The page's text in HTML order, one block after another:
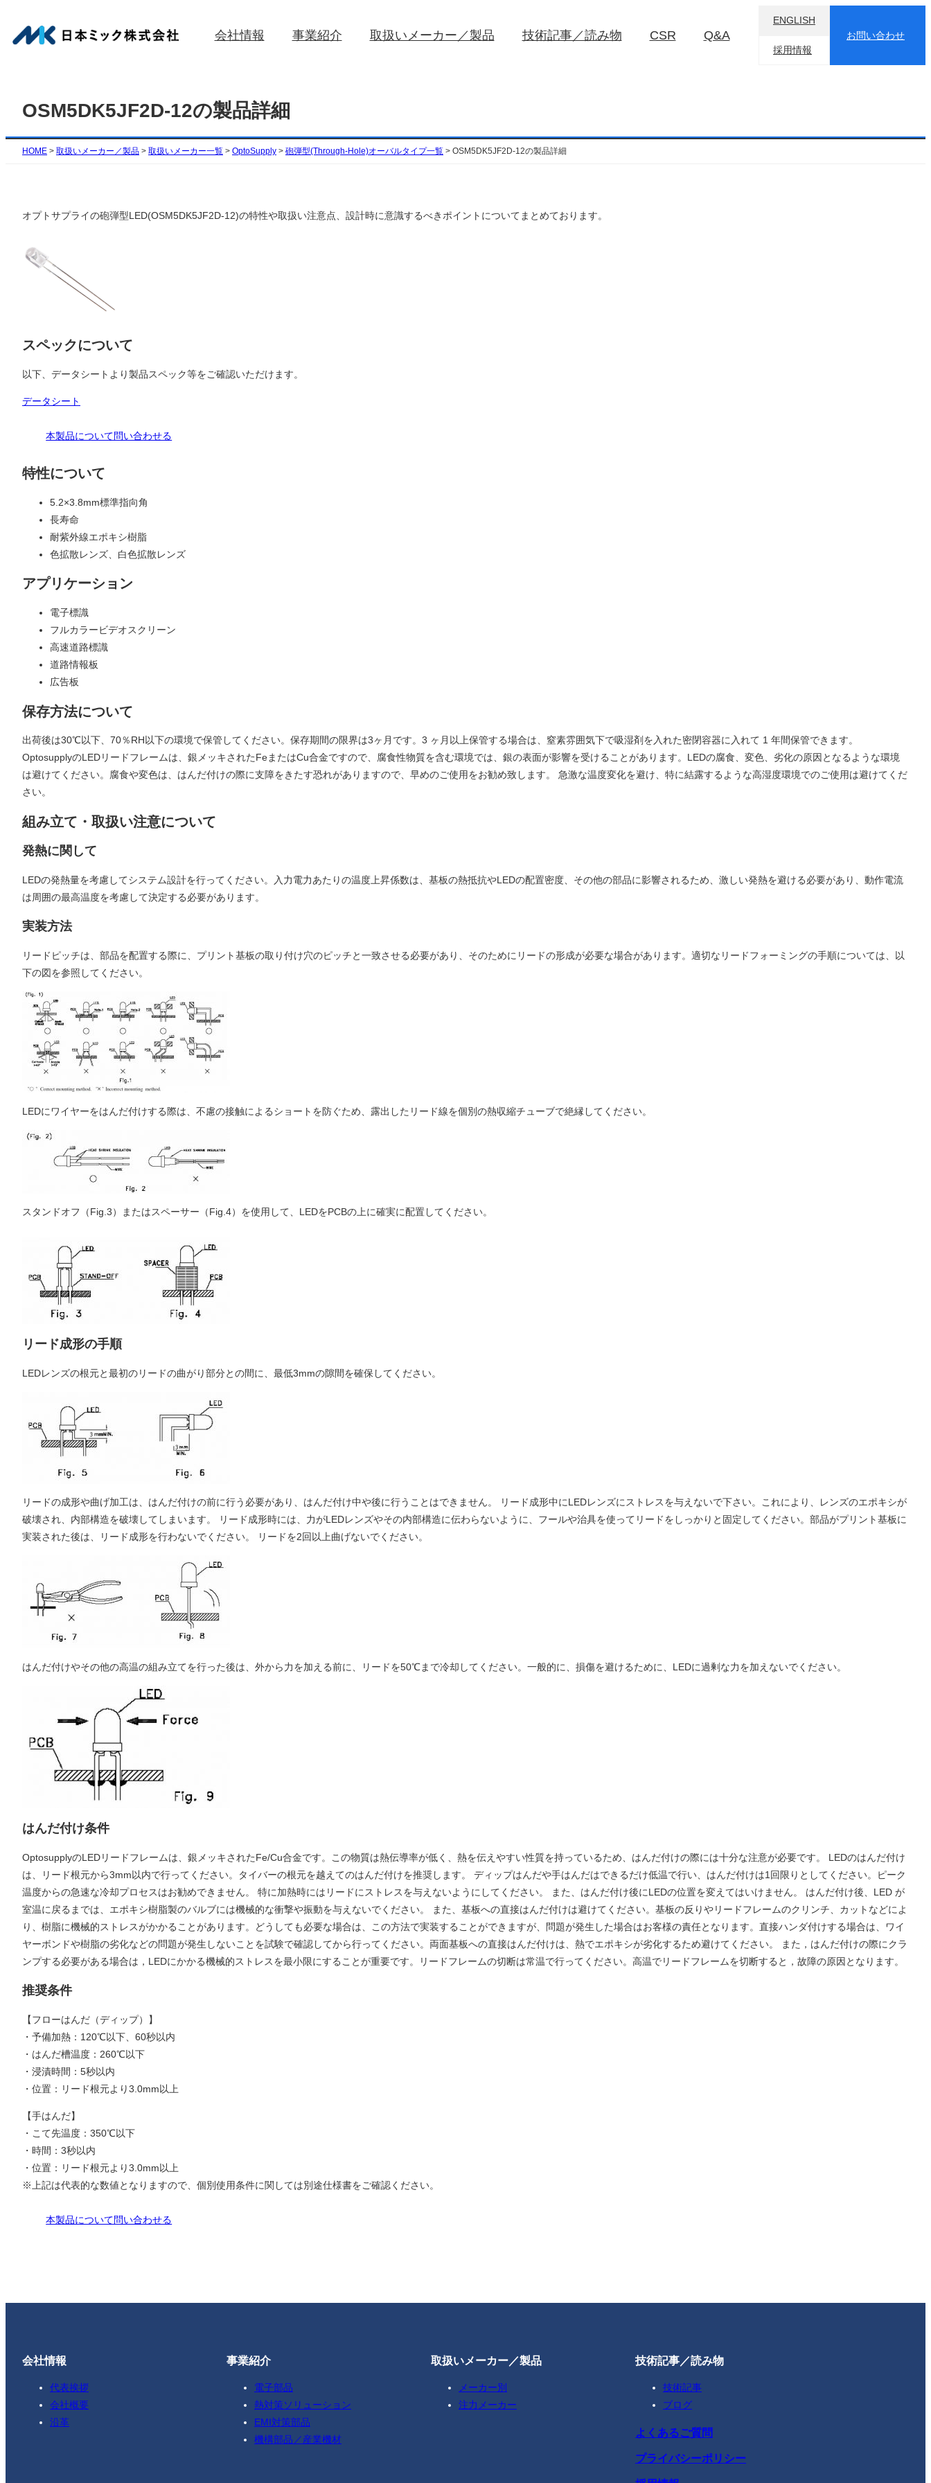
を
会社情報 事業紹介 取扱いメーカー／製品 技術記事／読み物 CSR Q&A
ENGLISH
採用情報
お問い合わせ
OSM5DK5JF2D-12の製品詳細
HOME > 取扱いメーカー／製品 > 取扱いメーカー一覧 > OptoSupply > 砲弾型(Through-Hole)オーバルタイプ一覧 > OSM5DK5JF2D-12の製品詳細
オプトサプライの砲弾型LED(OSM5DK5JF2D-12)の特性や取扱い注意点、設計時に意識するべきポイントについてまとめております。
スペックについて
以下、データシートより製品スペック等をご確認いただけます。
データシート
本製品について問い合わせる
特性について
5.2×3.8mm標準指向角
長寿命
耐紫外線エポキシ樹脂
色拡散レンズ、白色拡散レンズ
アプリケーション
電子標識
フルカラービデオスクリーン
高速道路標識
道路情報板
広告板
保存方法について
出荷後は30℃以下、70％RH以下の環境で保管してください。保存期間の限界は3ヶ月です。3 ヶ月以上保管する場合は、窒素雰囲気下で吸湿剤を入れた密閉容器に入れて 1 年間保管できます。
OptosupplyのLEDリードフレームは、銀メッキされたFeまたはCu合金ですので、腐食性物質を含む環境では、銀の表面が影響を受けることがあります。LEDの腐食、変色、劣化の原因となるような環境
は避けてください。腐食や変色は、はんだ付けの際に支障をきたす恐れがありますので、早めのご使用をお勧め致します。 急激な温度変化を避け、特に結露するような高湿度環境でのご使用は避けてくだ
さい。
組み立て・取扱い注意について
発熱に関して
LEDの発熱量を考慮してシステム設計を行ってください。入力電力あたりの温度上昇係数は、基板の熱抵抗やLEDの配置密度、その他の部品に影響されるため、激しい発熱を避ける必要があり、動作電流
は周囲の最高温度を考慮して決定する必要があります。
実装方法
リードピッチは、部品を配置する際に、プリント基板の取り付け穴のピッチと一致させる必要があり、そのためにリードの形成が必要な場合があります。適切なリードフォーミングの手順については、以
下の図を参照してください。
LEDにワイヤーをはんだ付けする際は、不慮の接触によるショートを防ぐため、露出したリード線を個別の熱収縮チューブで絶縁してください。
スタンドオフ（Fig.3）またはスペーサー（Fig.4）を使用して、LEDをPCBの上に確実に配置してください。
リード成形の手順
LEDレンズの根元と最初のリードの曲がり部分との間に、最低3mmの隙間を確保してください。
リードの成形や曲げ加工は、はんだ付けの前に行う必要があり、はんだ付け中や後に行うことはできません。 リード成形中にLEDレンズにストレスを与えないで下さい。これにより、レンズのエポキシが
破壊され、内部構造を破壊してしまいます。 リード成形時には、力がLEDレンズやその内部構造に伝わらないように、フールや治具を使ってリードをしっかりと固定してください。部品がプリント基板に
実装された後は、リード成形を行わないでください。 リードを2回以上曲げないでください。
はんだ付けやその他の高温の組み立てを行った後は、外から力を加える前に、リードを50℃まで冷却してください。一般的に、損傷を避けるために、LEDに過剰な力を加えないでください。
はんだ付け条件
OptosupplyのLEDリードフレームは、銀メッキされたFe/Cu合金です。この物質は熱伝導率が低く、熱を伝えやすい性質を持っているため、はんだ付けの際には十分な注意が必要です。 LEDのはんだ付け
は、リード根元から3mm以内で行ってください。タイバーの根元を越えてのはんだ付けを推奨します。 ディップはんだや手はんだはできるだけ低温で行い、はんだ付けは1回限りとしてください。ピーク
温度からの急速な冷却プロセスはお勧めできません。 特に加熱時にはリードにストレスを与えないようにしてください。 また、はんだ付け後にLEDの位置を変えてはいけません。 はんだ付け後、LED が
室温に戻るまでは、エポキシ樹脂製のバルブには機械的な衝撃や振動を与えないでください。 また、基板への直接はんだ付けは避けてください。基板の反りやリードフレームのクリンチ、カットなどによ
り、樹脂に機械的ストレスがかかることがあります。どうしても必要な場合は、この方法で実装することができますが、問題が発生した場合はお客様の責任となります。直接ハンダ付けする場合は、ワイ
ヤーボンドや樹脂の劣化などの問題が発生しないことを試験で確認してから行ってください。両面基板への直接はんだ付けは、熱でエポキシが劣化するため避けてください。 また，はんだ付けの際にクラ
ンプする必要がある場合は，LEDにかかる機械的ストレスを最小限にすることが重要です。リードフレームの切断は常温で行ってください。高温でリードフレームを切断すると，故障の原因となります。
推奨条件
【フローはんだ（ディップ）】
・予備加熱：120℃以下、60秒以内
・はんだ槽温度：260℃以下
・浸漬時間：5秒以内
・位置：リード根元より3.0mm以上
【手はんだ】
・こて先温度：350℃以下
・時間：3秒以内
・位置：リード根元より3.0mm以上
※上記は代表的な数値となりますので、個別使用条件に関しては別途仕様書をご確認ください。
本製品について問い合わせる
会社情報
代表挨拶
会社概要
沿革
事業紹介
電子部品
熱対策ソリューション
EMI対策部品
機構部品／産業機材
取扱いメーカー／製品
メーカー別
注力メーカー
技術記事／読み物
技術記事
ブログ
よくあるご質問
プライバシーポリシー